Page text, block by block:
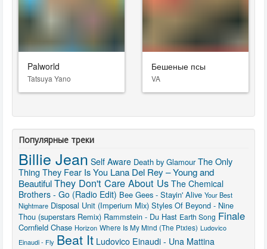
Palworld
Tatsuya Yano
Бешеные псы
VA
Популярные треки
Billie Jean Self Aware Death by Glamour The Only
Thing They Fear Is You Lana Del Rey – Young and
BeautifulThey Don't Care About Us The Chemical
Brothers - Go (Radio Edit) Bee Gees - Stayin' Alive Your Best
Nightmare Disposal Unit (Imperium Mix) Styles Of Beyond - Nine
Thou (superstars Remix) Rammstein - Du Hast Earth Song Finale
Cornfield Chase Horizon Where Is My Mind (The Pixies) Ludovico
Einaudi - Fly Beat It Ludovico Einaudi - Una Mattina